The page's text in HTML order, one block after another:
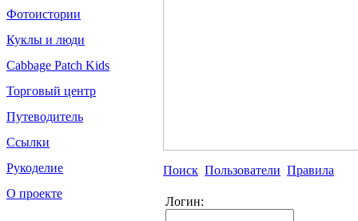
Фотоистории
Куклы и люди
Cabbage Patch Kids
Торговый центр
Путеводитель
Ссылки
Рукоделие
О проекте
Поиск Пользователи Правила
Логин: